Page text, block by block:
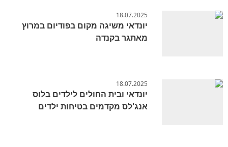
18.07.2025
יונדאי משיגה מקום בפודיום במרוץ
מאתגר בקנדה
18.07.2025
יונדאי ובית החולים לילדים בלוס
אנג'לס מקדמים בטיחות ילדים